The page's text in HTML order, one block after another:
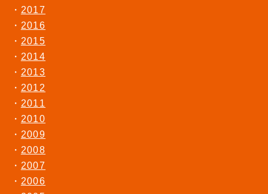
2017
2016
2015
2014
2013
2012
2011
2010
2009
2008
2007
2006